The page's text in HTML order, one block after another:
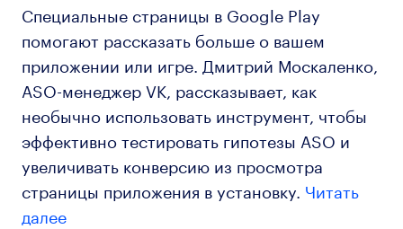
Специальные страницы в Google Play
помогают рассказать больше о вашем
приложении или игре. Дмитрий Москаленко,
ASO-менеджер VK, рассказывает, как
необычно использовать инструмент, чтобы
эффективно тестировать гипотезы ASO и
увеличивать конверсию из просмотра
страницы приложения в установку. Читать
далее